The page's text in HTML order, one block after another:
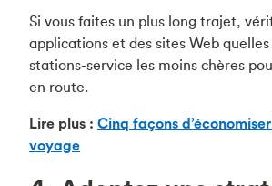
Si vous faites un plus long trajet,
applications et des sites Web
stations-service les moins chères
en route.
Lire plus : Cinq façons
voyage